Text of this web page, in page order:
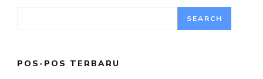
SEARCH
POS-POS TERBARU